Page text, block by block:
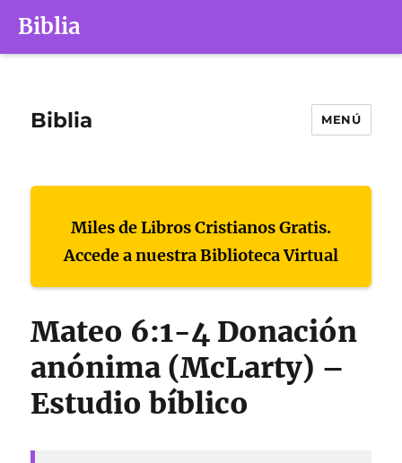
Biblia
Biblia MENÚ
Miles de Libros Cristianos Gratis.
Accede a nuestra Biblioteca Virtual
Mateo 6:1-4 Donación
anónima (McLarty) –
Estudio bíblico